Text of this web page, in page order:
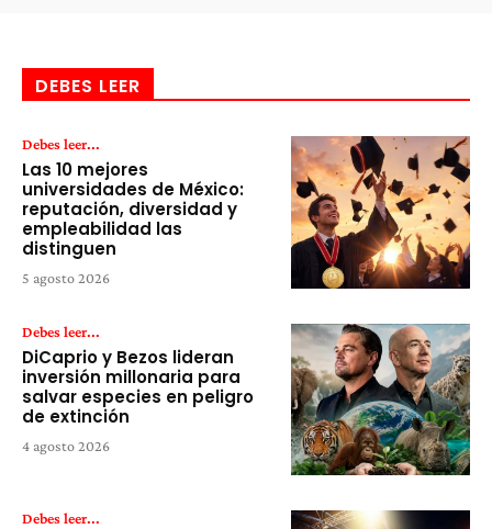
DEBES LEER
Debes leer...
Las 10 mejores
universidades de México:
reputación, diversidad y
empleabilidad las
distinguen
5 agosto 2026
Debes leer...
DiCaprio y Bezos lideran
inversión millonaria para
salvar especies en peligro
de extinción
4 agosto 2026
Debes leer...